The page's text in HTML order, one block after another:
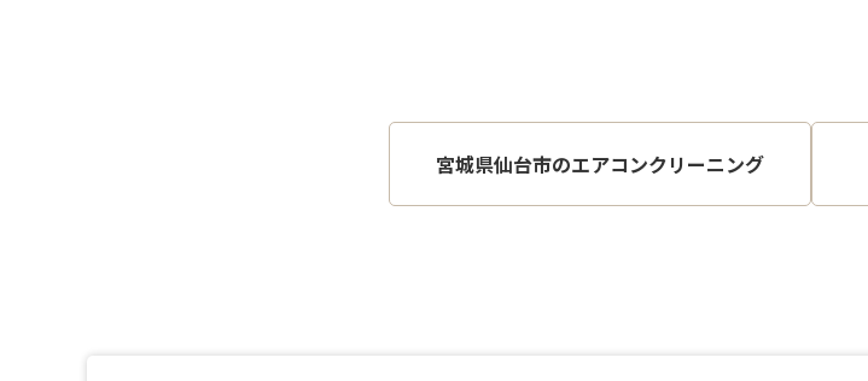
宮城県仙台市のエアコンクリーニング